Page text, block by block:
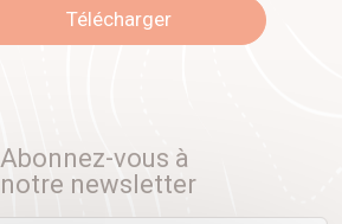
Télécharger
Abonnez-vous à
notre newsletter